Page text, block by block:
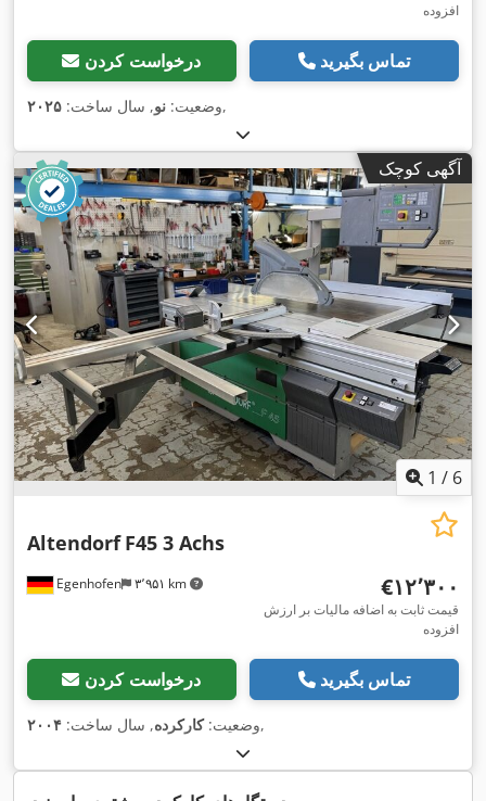
افزوده
درخواست کردن تماس بگیرید
وضعیت: نو, سال ساخت: ۲۰۲۵ ,
آگهی کوچک
1 / 6
Egenhofen ۳٬۹۵۱ km
Altendorf F45 3 Achs
‎€۱۲٬۳۰۰
قیمت ثابت به اضافه مالیات بر ارزش
افزوده
درخواست کردن تماس بگیرید
وضعیت:کارکرده, سال ساخت: ۲۰۰۴ ,